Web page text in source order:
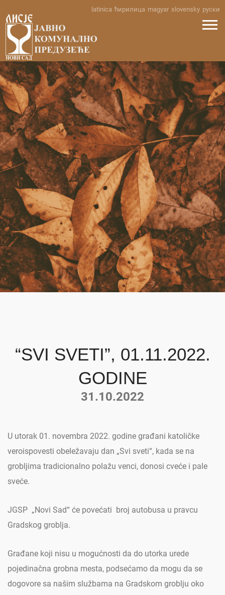
content
latinica ћирилица magyar slovensky руски
“SVI SVETI”, 01.11.2022.
GODINE
31.10.2022
U utorak 01. novembra 2022. godine građani katoličke
veroispovesti obeležavaju dan „Svi sveti“, kada se na
grobljima tradicionalno polažu venci, donosi cveće i pale
sveće.
JGSP „Novi Sad“ će povećati broj autobusa u pravcu
Gradskog groblja.
Građane koji nisu u mogućnosti da do utorka urede
pojedinačna grobna mesta, podsećamo da mogu da se
dogovore sa našim službama na Gradskom groblju oko